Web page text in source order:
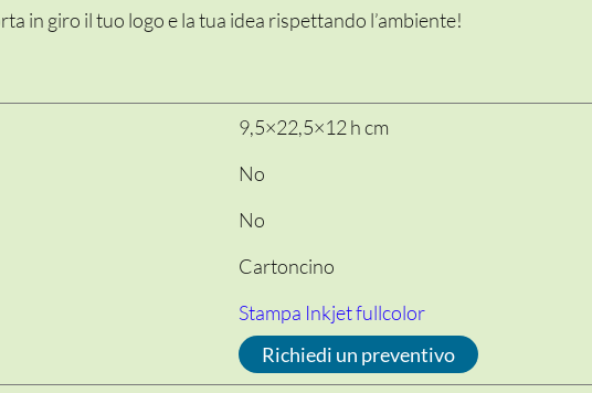
in giro il tuo logo e la tua idea rispettando l’ambiente!
9,5×22,5×12 h cm
No
No
Cartoncino
Stampa Inkjet fullcolor
Richiedi un preventivo